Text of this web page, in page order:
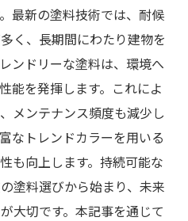
最新の塗料技術では、耐候
く、長期間にわたり建物を
ンドリーな塗料は、環境へ
能を発揮します。これによ
メンテナンス頻度も減少し
なトレンドカラーを用いる
も向上します。持続可能な
塗料選びから始まり、未来
大切です。本記事を通じて